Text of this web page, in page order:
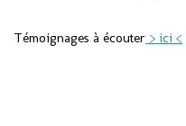
Témoignages à écouter > ici <